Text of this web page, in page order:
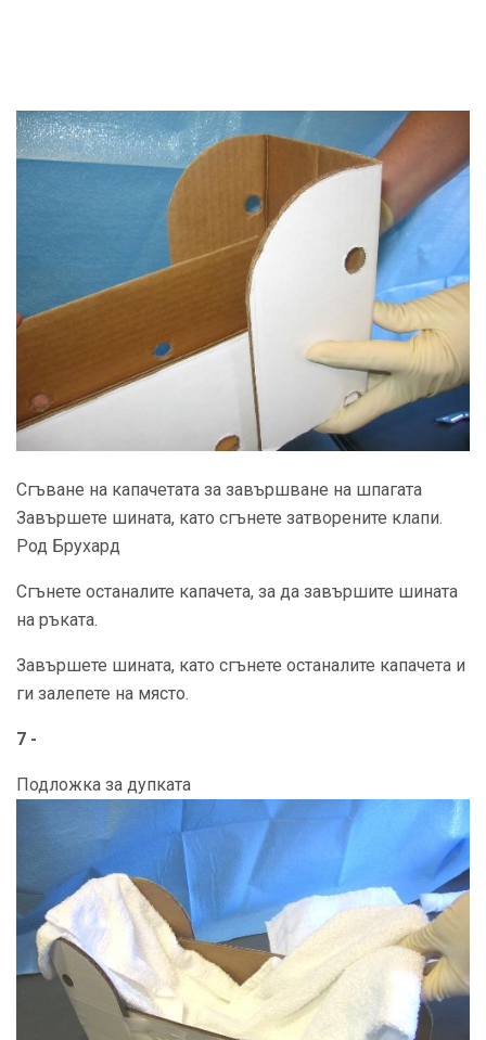
Сгъване на капачетата за завършване на шпагата
Завършете шината, като сгънете затворените клапи.
Род Брухард
Сгънете останалите капачета, за да завършите шината
на ръката.
Завършете шината, като сгънете останалите капачета и
ги залепете на място.
7 -
Подложка за дупката